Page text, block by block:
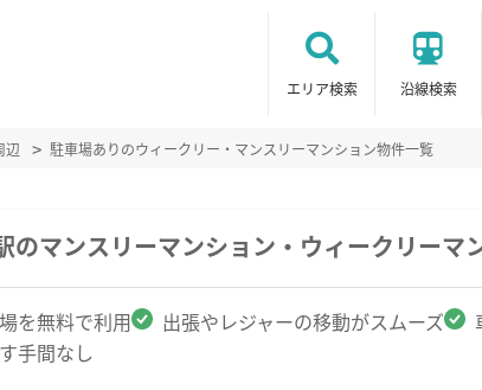
エリア検索 沿線検索
辺 駐車場ありのウィークリー・マンスリーマンション物件一覧
のマンスリーマンション・ウィークリーマ
を無料で利用 出張やレジャーの移動がスムーズ
手間なし